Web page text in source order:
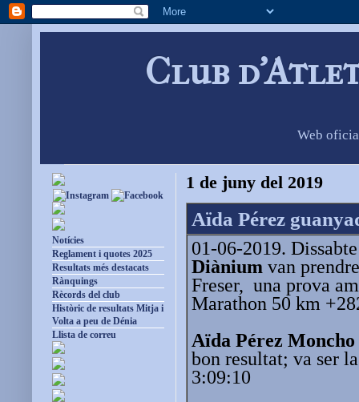
Club
Web
1 de juny del 2019
Aïda Pérez
01-06-2019.
Diànium van
Freser, una prova
Marathon 50 km
Aïda Pérez Moncho
bon resultat; va ser
3:09:10
Notícies
Reglament i quotes 2025
Resultats més destacats
Rànquings
Rècords del club
Històric de resultats Mitja i
Volta a peu de Dénia
Llista de correu